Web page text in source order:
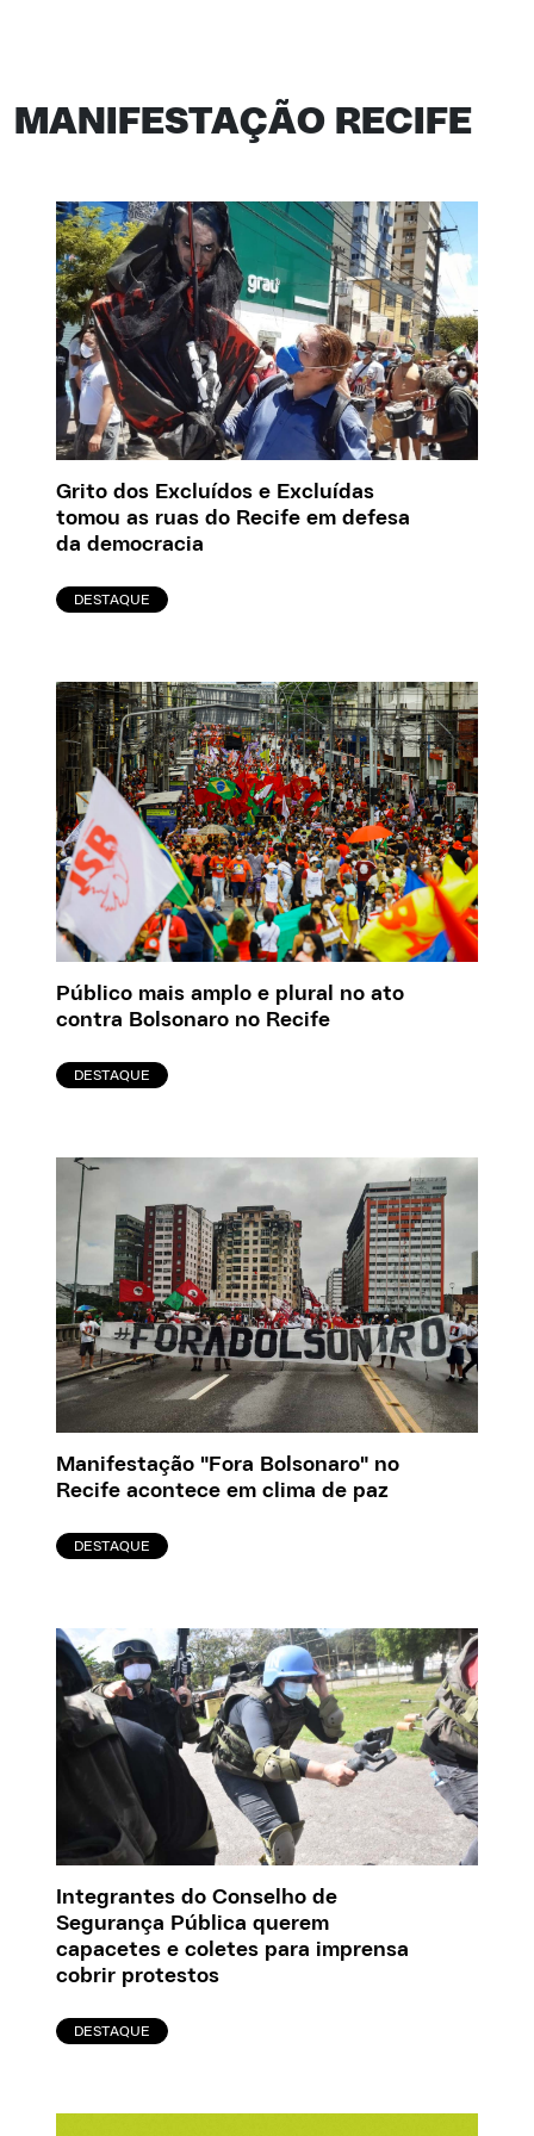
MANIFESTAÇÃO RECIFE
Grito dos Excluídos e Excluídas
tomou as ruas do Recife em defesa
da democracia
DESTAQUE
Público mais amplo e plural no ato
contra Bolsonaro no Recife
DESTAQUE
Manifestação "Fora Bolsonaro" no
Recife acontece em clima de paz
DESTAQUE
Integrantes do Conselho de
Segurança Pública querem
capacetes e coletes para imprensa
cobrir protestos
DESTAQUE